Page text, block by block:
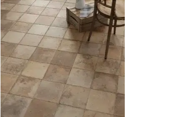
5.00de 5